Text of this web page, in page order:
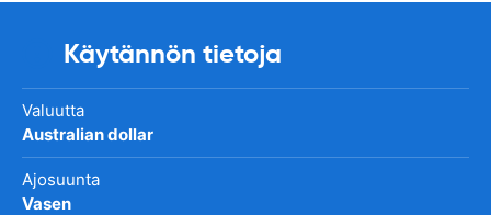
Käytännön tietoja
Valuutta
Australian dollar
Ajosuunta
Vasen